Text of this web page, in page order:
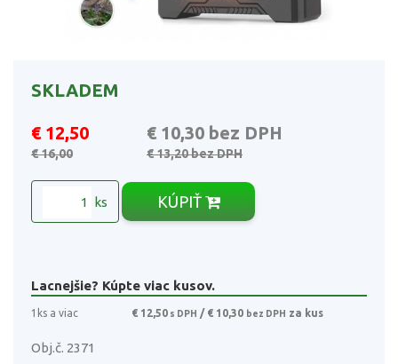
SKLADEM
€ 12,50 € 10,30 bez DPH
€ 16,00 € 13,20bez DPH
ks KÚPIŤ
Lacnejšie? Kúpte viac kusov.
1ks a viac € 12,50 s DPH / € 10,30 bez DPH za kus
Obj.č. 2371